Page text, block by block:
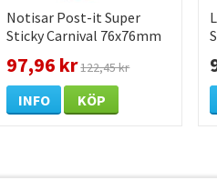
Notisar Post-it Super
Sticky Carnival 76x76mm
97,96 kr122,45 kr
INFO KÖP